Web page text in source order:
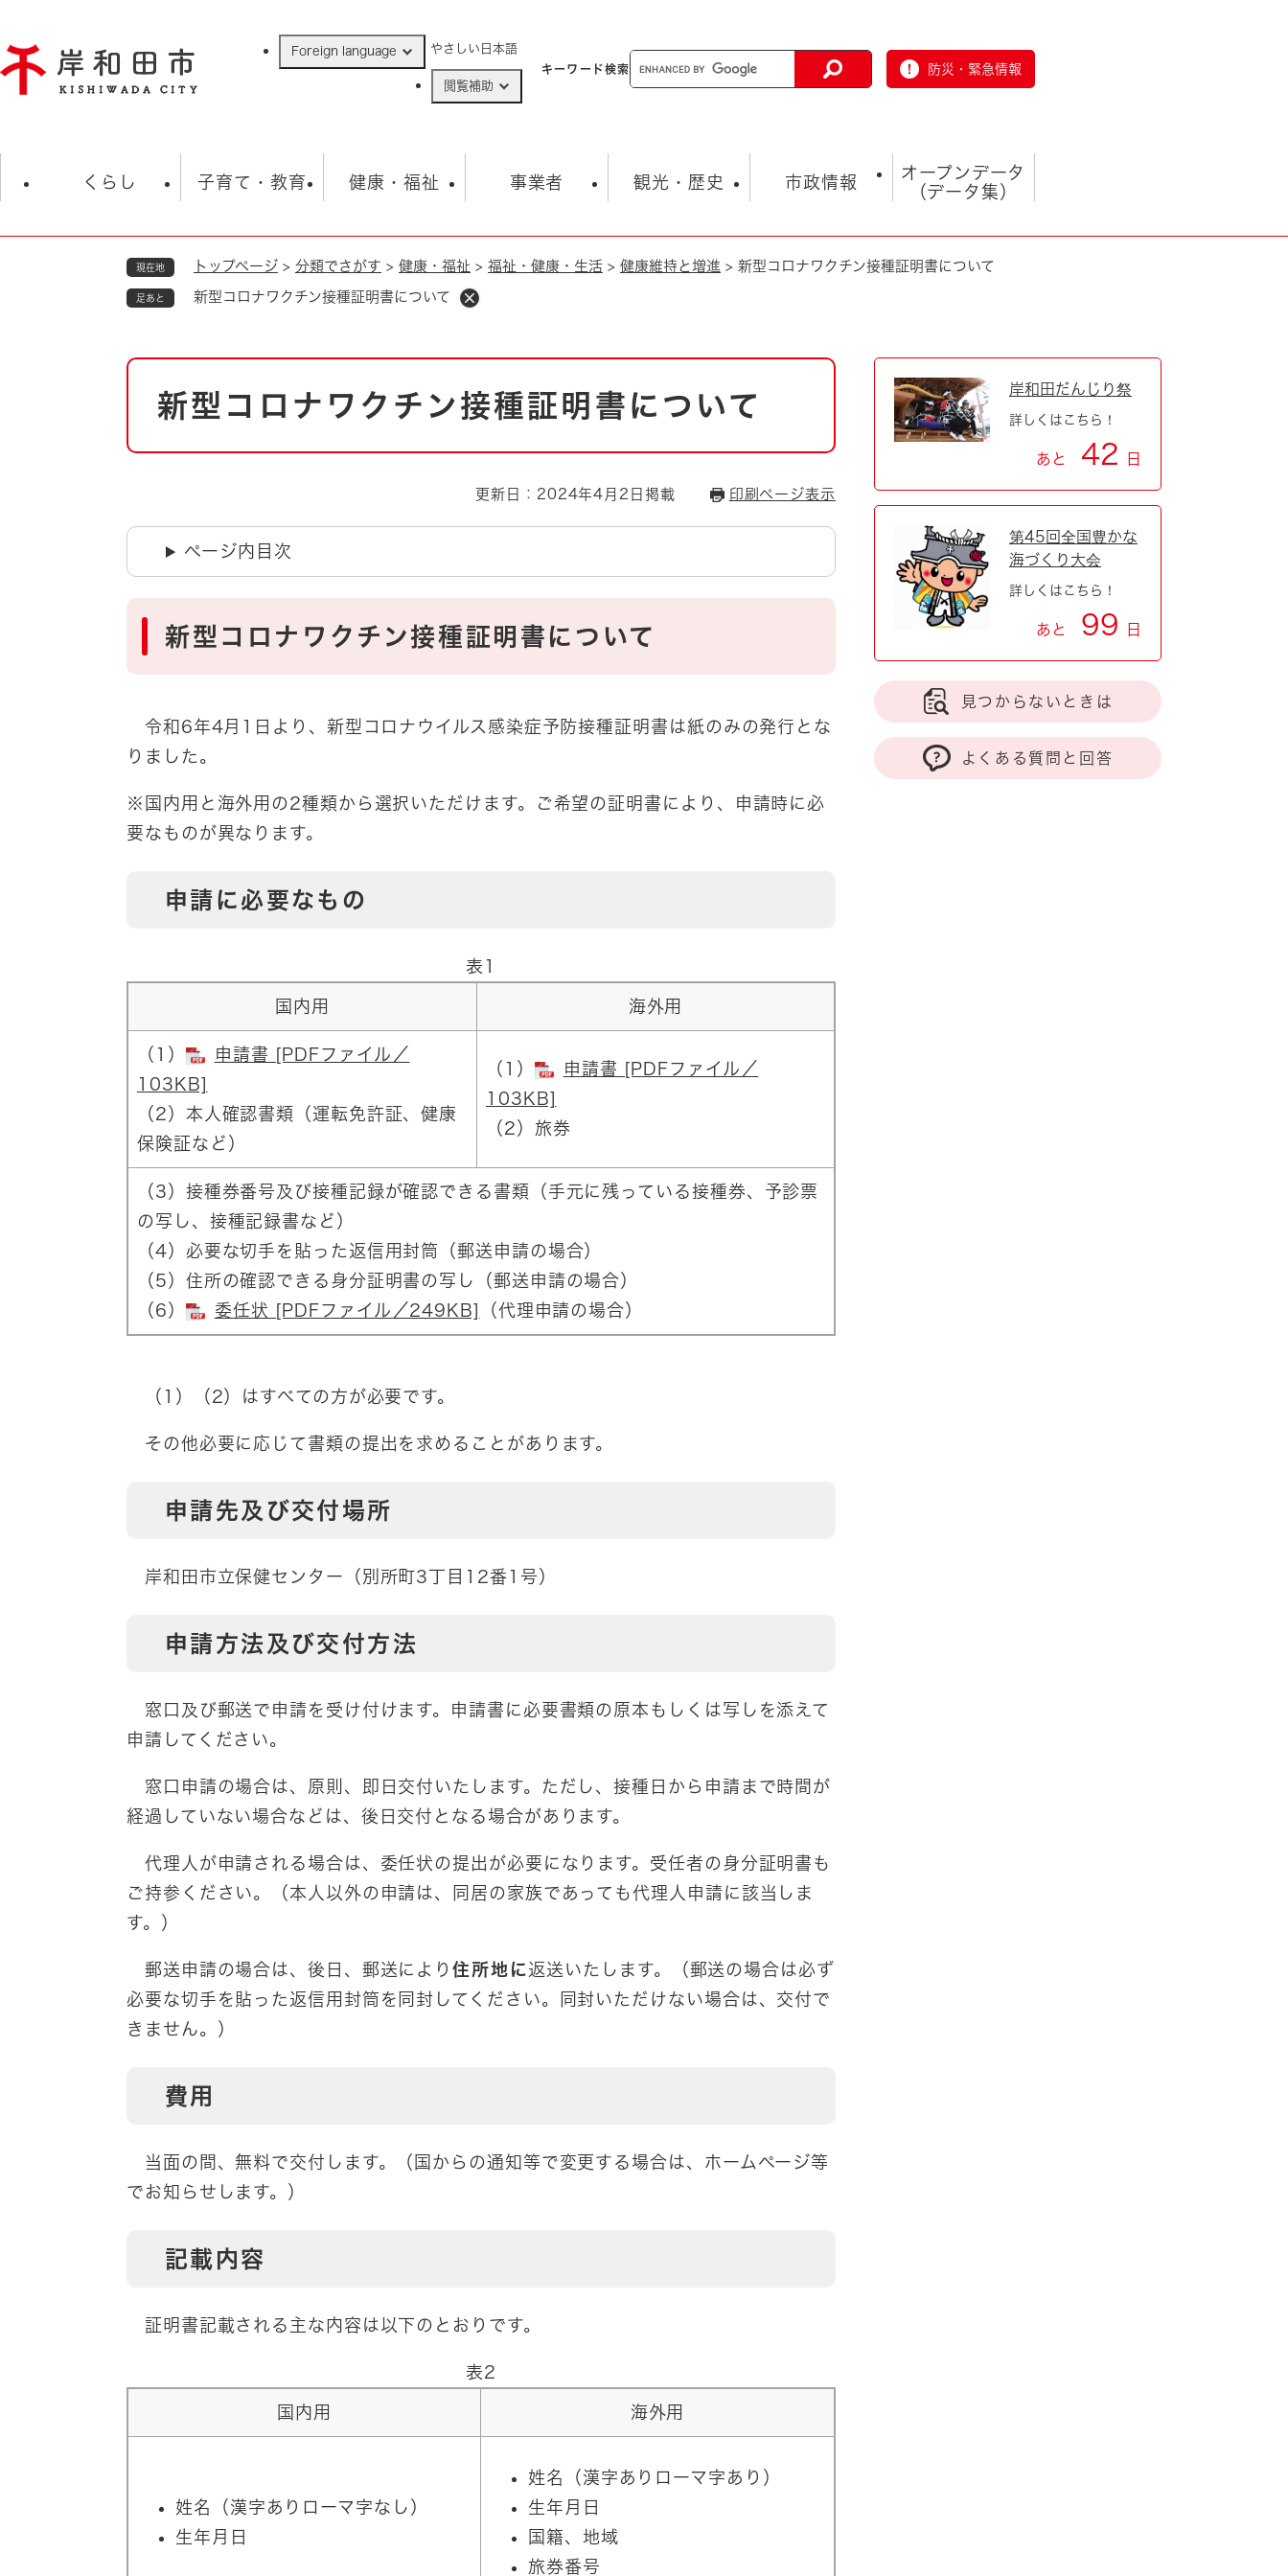
ジ
の
Foreign language やさしい日本語
閲覧補助
キーワード検索 防災・緊急情報
くらし
住民票・戸籍
ごみ・衛生・動物 救急・消防
防災・防犯 上水道・下水道
自然・環境・公園
男女共同参画
地域コミュニティ・ボラン
国際交流
子育て・教育
学校 子育て
健康・福祉
福祉・健康・生活 生涯学習・スポーツ
事業者
入札・契約情報 まちづくり・協働
環境 福祉・介護
観光・歴史
観光 観光スポット
とじる
市政情報
市の概要 総合計画
市政 職員採用情報
市役所・施設の案内
オープンデータ
（データ集）
オープンデータ
現在地 トップページ > 分類でさがす > 健康・福祉 > 福祉・健康・生活 > 健康維持と増進 > 新型コロナワクチン接種証明書について
足あと 新型コロナワクチン接種証明書について
本
新型コロナワクチン接種証明書について
更新日：2024年4月2日掲載 印刷ページ表示
ページ内目次
新型コロナワクチン接種証明書について
令和6年4月1日より、新型コロナウイルス感染症予防接種証明書は紙のみの発行とな
りました。
※国内用と海外用の2種類から選択いただけます。ご希望の証明書により、申請時に必
要なものが異なります。
申請に必要なもの
表1
国内用 海外用
（1）
申請書 [PDFファイル／
103KB]
（2）本人確認書類（運転免許証、健康
保険証など）
（1）
申請書 [PDFファイル／
103KB]
（2）旅券
（3）接種券番号及び接種記録が確認できる書類（手元に残っている接種券、予診票
の写し、接種記録書など）
（4）必要な切手を貼った返信用封筒（郵送申請の場合）
（5）住所の確認できる身分証明書の写し（郵送申請の場合）
（6）
委任状 [PDFファイル／249KB] （代理申請の場合）
（1）（2）はすべての方が必要です。
その他必要に応じて書類の提出を求めることがあります。
申請先及び交付場所
岸和田市立保健センター（別所町3丁目12番1号）
申請方法及び交付方法
窓口及び郵送で申請を受け付けます。申請書に必要書類の原本もしくは写しを添えて
申請してください。
窓口申請の場合は、原則、即日交付いたします。ただし、接種日から申請まで時間が
経過していない場合などは、後日交付となる場合があります。
代理人が申請される場合は、委任状の提出が必要になります。受任者の身分証明書も
ご持参ください。（本人以外の申請は、同居の家族であっても代理人申請に該当しま
す。）
郵送申請の場合は、後日、郵送により住所地に 返送いたします。（郵送の場合は必ず
必要な切手を貼った返信用封筒を同封してください。同封いただけない場合は、交付で
きません。）
費用
当面の間、無料で交付します。（国からの通知等で変更する場合は、ホームページ等
でお知らせします。）
記載内容
証明書記載される主な内容は以下のとおりです。
表2
国内用 海外用
姓名（漢字ありローマ字なし）
生年月日
姓名（漢字ありローマ字あり）
生年月日
国籍、地域
旅券番号
岸和田だんじり祭
詳しくはこちら！
あと 42 日
第45回全国豊かな
海づくり大会
詳しくはこちら！
あと 99 日
見つからないときは
よくある質問と回答